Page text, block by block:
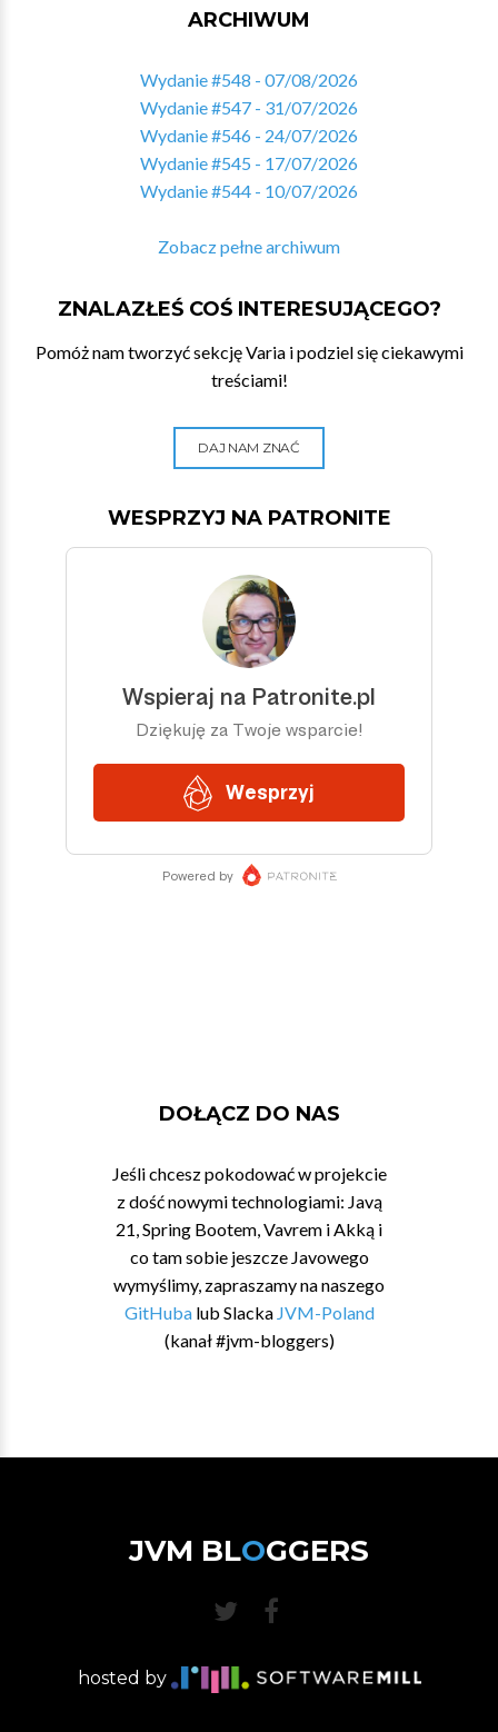
ARCHIWUM
Wydanie #548 - 07/08/2026
Wydanie #547 - 31/07/2026
Wydanie #546 - 24/07/2026
Wydanie #545 - 17/07/2026
Wydanie #544 - 10/07/2026
Zobacz pełne archiwum
ZNALAZŁEŚ COŚ INTERESUJĄCEGO?
Pomóż nam tworzyć sekcję Varia i podziel się ciekawymi
treściami!
DAJ NAM ZNAĆ
WESPRZYJ NA PATRONITE
DOŁĄCZ DO NAS
Jeśli chcesz pokodować w projekcie
z dość nowymi technologiami: Javą
21, Spring Bootem, Vavrem i Akką i
co tam sobie jeszcze Javowego
wymyślimy, zapraszamy na naszego
GitHubalub Slacka JVM-Poland
(kanał #jvm-bloggers)
JVM BLOGGERS
hosted by